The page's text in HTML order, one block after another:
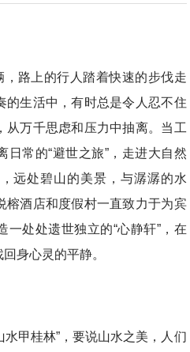
路上的行人踏着快速的步伐走
的生活中，有时总是令人忍不住
从万千思虑和压力中抽离。当工
日常的“避世之旅”，走进大自然
远处碧山的美景，与潺潺的水
榕酒店和度假村一直致力于为宾
一处处遗世独立的“心静轩”，在
身心灵的平静。
水甲桂林”，要说山水之美，人们